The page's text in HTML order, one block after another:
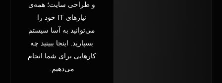
خدمات
و طراحی سایت؛ همه‌ی
نیازهای IT خود را
می‌توانید به آسا سیستم
بسپارید. اینجا ببینید چه
کارهایی برای شما انجام
می‌دهیم.